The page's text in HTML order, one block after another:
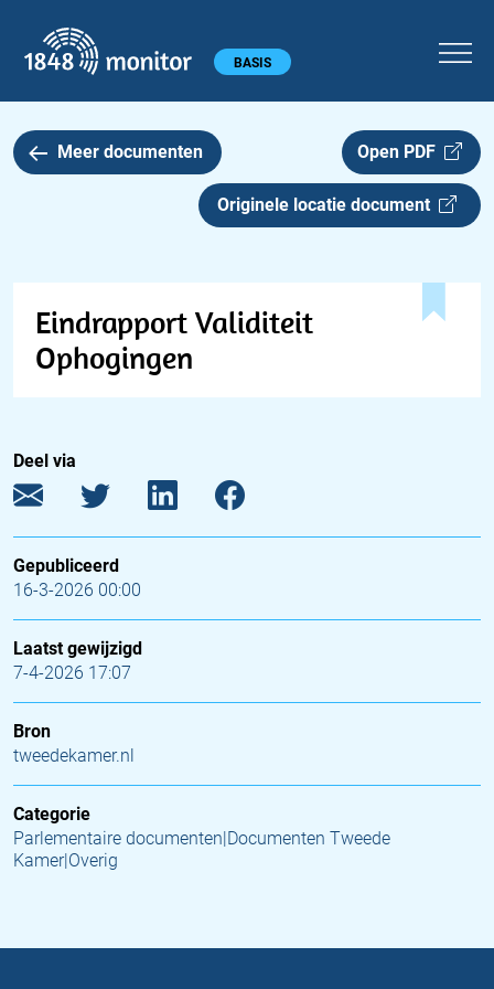
Hoofdmenu BASIS
Meer documenten Open PDF
Originele locatie document
Eindrapport Validiteit
Ophogingen
Deel via
Gepubliceerd
16-3-2026 00:00
Laatst gewijzigd
7-4-2026 17:07
Bron
tweedekamer.nl
Categorie
Parlementaire documenten|Documenten Tweede
Kamer|Overig